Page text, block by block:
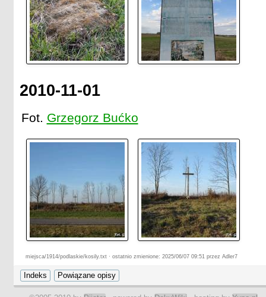
2010-11-01
Fot. Grzegorz Bućko
miejsca/1914/podlaskie/kosily.txt · ostatnio zmienione: 2025/06/07 09:51 przez Adler7